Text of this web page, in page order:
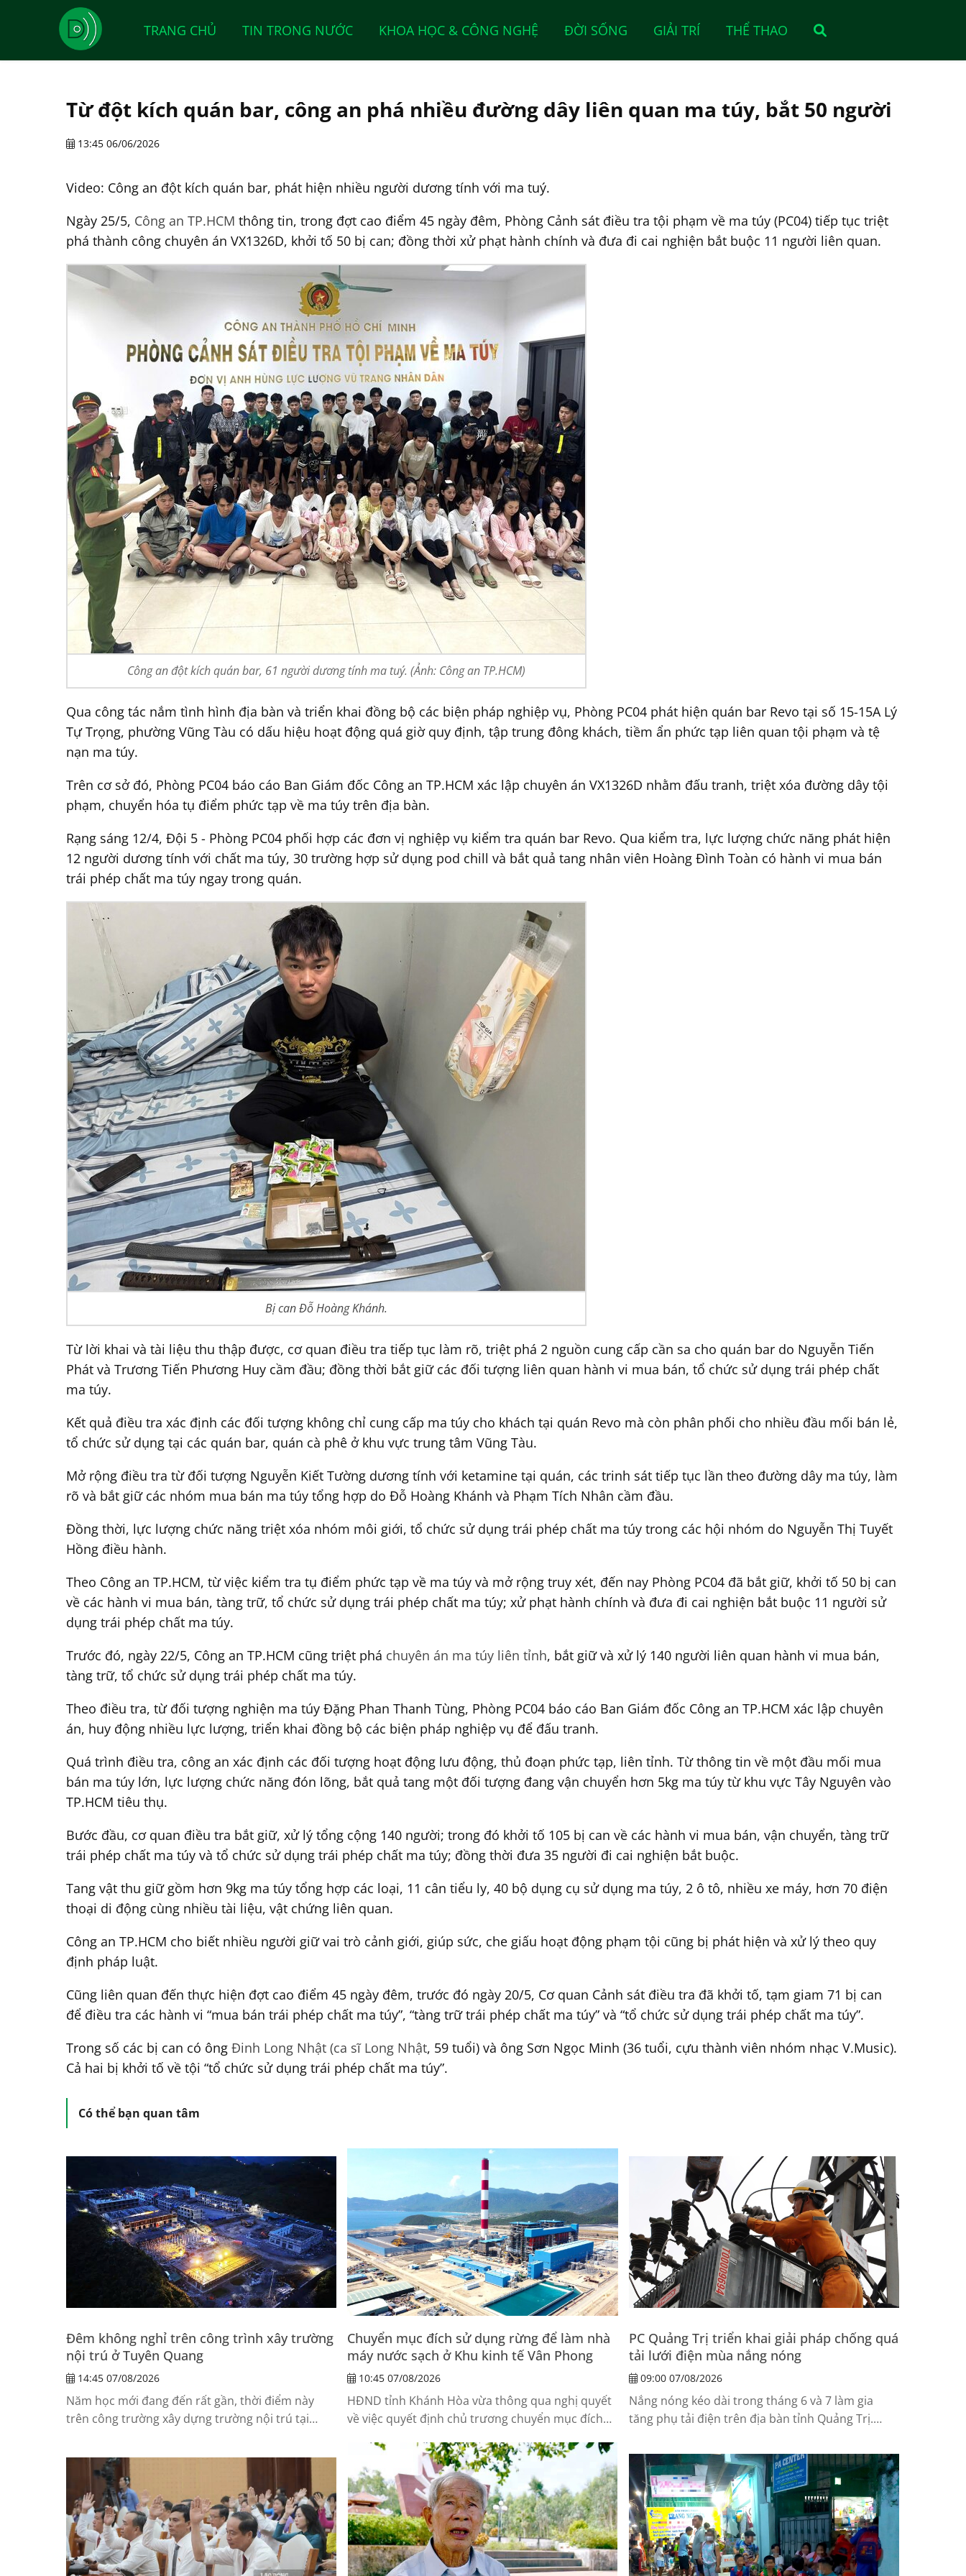
TRANG CHỦ TIN TRONG NƯỚC KHOA HỌC & CÔNG NGHỆ ĐỜI SỐNG GIẢI TRÍ THỂ THAO
Từ đột kích quán bar, công an phá nhiều đường dây liên quan ma túy, bắt 50 người
13:45 06/06/2026
Video: Công an đột kích quán bar, phát hiện nhiều người dương tính với ma tuý.
Ngày 25/5, Công an TP.HCM thông tin, trong đợt cao điểm 45 ngày đêm, Phòng Cảnh sát điều tra tội phạm về ma túy (PC04) tiếp tục triệt
phá thành công chuyên án VX1326D, khởi tố 50 bị can; đồng thời xử phạt hành chính và đưa đi cai nghiện bắt buộc 11 người liên quan.
Công an đột kích quán bar, 61 người dương tính ma tuý. (Ảnh: Công an TP.HCM)
Qua công tác nắm tình hình địa bàn và triển khai đồng bộ các biện pháp nghiệp vụ, Phòng PC04 phát hiện quán bar Revo tại số 15-15A Lý
Tự Trọng, phường Vũng Tàu có dấu hiệu hoạt động quá giờ quy định, tập trung đông khách, tiềm ẩn phức tạp liên quan tội phạm và tệ
nạn ma túy.
Trên cơ sở đó, Phòng PC04 báo cáo Ban Giám đốc Công an TP.HCM xác lập chuyên án VX1326D nhằm đấu tranh, triệt xóa đường dây tội
phạm, chuyển hóa tụ điểm phức tạp về ma túy trên địa bàn.
Rạng sáng 12/4, Đội 5 - Phòng PC04 phối hợp các đơn vị nghiệp vụ kiểm tra quán bar Revo. Qua kiểm tra, lực lượng chức năng phát hiện
12 người dương tính với chất ma túy, 30 trường hợp sử dụng pod chill và bắt quả tang nhân viên Hoàng Đình Toàn có hành vi mua bán
trái phép chất ma túy ngay trong quán.
Bị can Đỗ Hoàng Khánh.
Từ lời khai và tài liệu thu thập được, cơ quan điều tra tiếp tục làm rõ, triệt phá 2 nguồn cung cấp cần sa cho quán bar do Nguyễn Tiến
Phát và Trương Tiến Phương Huy cầm đầu; đồng thời bắt giữ các đối tượng liên quan hành vi mua bán, tổ chức sử dụng trái phép chất
ma túy.
Kết quả điều tra xác định các đối tượng không chỉ cung cấp ma túy cho khách tại quán Revo mà còn phân phối cho nhiều đầu mối bán lẻ,
tổ chức sử dụng tại các quán bar, quán cà phê ở khu vực trung tâm Vũng Tàu.
Mở rộng điều tra từ đối tượng Nguyễn Kiết Tường dương tính với ketamine tại quán, các trinh sát tiếp tục lần theo đường dây ma túy, làm
rõ và bắt giữ các nhóm mua bán ma túy tổng hợp do Đỗ Hoàng Khánh và Phạm Tích Nhân cầm đầu.
Đồng thời, lực lượng chức năng triệt xóa nhóm môi giới, tổ chức sử dụng trái phép chất ma túy trong các hội nhóm do Nguyễn Thị Tuyết
Hồng điều hành.
Theo Công an TP.HCM, từ việc kiểm tra tụ điểm phức tạp về ma túy và mở rộng truy xét, đến nay Phòng PC04 đã bắt giữ, khởi tố 50 bị can
về các hành vi mua bán, tàng trữ, tổ chức sử dụng trái phép chất ma túy; xử phạt hành chính và đưa đi cai nghiện bắt buộc 11 người sử
dụng trái phép chất ma túy.
Trước đó, ngày 22/5, Công an TP.HCM cũng triệt phá chuyên án ma túy liên tỉnh, bắt giữ và xử lý 140 người liên quan hành vi mua bán,
tàng trữ, tổ chức sử dụng trái phép chất ma túy.
Theo điều tra, từ đối tượng nghiện ma túy Đặng Phan Thanh Tùng, Phòng PC04 báo cáo Ban Giám đốc Công an TP.HCM xác lập chuyên
án, huy động nhiều lực lượng, triển khai đồng bộ các biện pháp nghiệp vụ để đấu tranh.
Quá trình điều tra, công an xác định các đối tượng hoạt động lưu động, thủ đoạn phức tạp, liên tỉnh. Từ thông tin về một đầu mối mua
bán ma túy lớn, lực lượng chức năng đón lõng, bắt quả tang một đối tượng đang vận chuyển hơn 5kg ma túy từ khu vực Tây Nguyên vào
TP.HCM tiêu thụ.
Bước đầu, cơ quan điều tra bắt giữ, xử lý tổng cộng 140 người; trong đó khởi tố 105 bị can về các hành vi mua bán, vận chuyển, tàng trữ
trái phép chất ma túy và tổ chức sử dụng trái phép chất ma túy; đồng thời đưa 35 người đi cai nghiện bắt buộc.
Tang vật thu giữ gồm hơn 9kg ma túy tổng hợp các loại, 11 cân tiểu ly, 40 bộ dụng cụ sử dụng ma túy, 2 ô tô, nhiều xe máy, hơn 70 điện
thoại di động cùng nhiều tài liệu, vật chứng liên quan.
Công an TP.HCM cho biết nhiều người giữ vai trò cảnh giới, giúp sức, che giấu hoạt động phạm tội cũng bị phát hiện và xử lý theo quy
định pháp luật.
Cũng liên quan đến thực hiện đợt cao điểm 45 ngày đêm, trước đó ngày 20/5, Cơ quan Cảnh sát điều tra đã khởi tố, tạm giam 71 bị can
để điều tra các hành vi “mua bán trái phép chất ma túy”, “tàng trữ trái phép chất ma túy” và “tổ chức sử dụng trái phép chất ma túy”.
Trong số các bị can có ông Đinh Long Nhật (ca sĩ Long Nhật, 59 tuổi) và ông Sơn Ngọc Minh (36 tuổi, cựu thành viên nhóm nhạc V.Music).
Cả hai bị khởi tố về tội “tổ chức sử dụng trái phép chất ma túy”.
Có thể bạn quan tâm
Đêm không nghỉ trên công trình xây trường
nội trú ở Tuyên Quang
14:45 07/08/2026
Năm học mới đang đến rất gần, thời điểm này
trên công trường xây dựng trường nội trú tại
diễn...
Chuyển mục đích sử dụng rừng để làm nhà
máy nước sạch ở Khu kinh tế Vân Phong
10:45 07/08/2026
HĐND tỉnh Khánh Hòa vừa thông qua nghị quyết
về việc quyết định chủ trương chuyển mục đích
dự án Nhà máy nước sạch Khu kinh tế Vân Phong.
PC Quảng Trị triển khai giải pháp chống quá
tải lưới điện mùa nắng nóng
09:00 07/08/2026
Nắng nóng kéo dài trong tháng 6 và 7 làm gia
tăng phụ tải điện trên địa bàn tỉnh Quảng Trị.
mức tải cao, PC Quảng Trị đã thực hiện các giải
pháp kỹ thuật và đầu tư hạ tầng nhằm đảm bảo
cung cấp điện.